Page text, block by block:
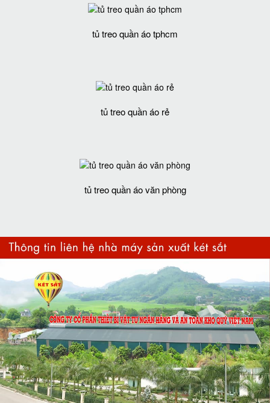
tủ treo quần áo tphcm
tủ treo quần áo rẻ
tủ treo quần áo văn phòng